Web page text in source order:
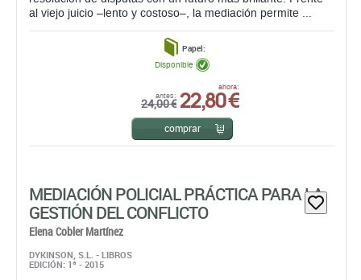
al viejo juicio –lento y costoso–, la mediación permite ...
Papel:
antes:
24,00 €
ahora:
22,80 €
Disponible
comprar
MEDIACIÓN POLICIAL PRÁCTICA PARA LA
GESTIÓN DEL CONFLICTO
Elena Cobler Martínez
DYKINSON, S.L. - LIBROS
EDICIÓN: 1ª - 2015